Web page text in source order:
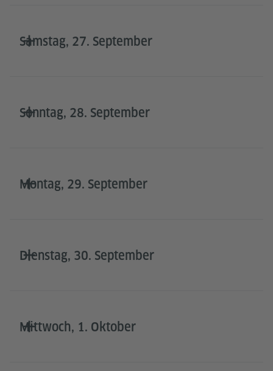
Samstag, 27. September
Sonntag, 28. September
Montag, 29. September
Dienstag, 30. September
Mittwoch, 1. Oktober